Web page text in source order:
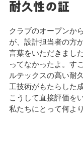
耐久性の証
クラブのオープンか
が、設計担当者の方
言葉をいただきまし
ってなかったよ。す
ルテックスの高い耐
工技術がもたらした
こうして直接評価を
私たちにとって何よ